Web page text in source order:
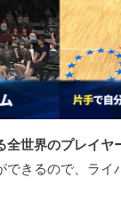
全世界のプレイヤ
できるので、ライ